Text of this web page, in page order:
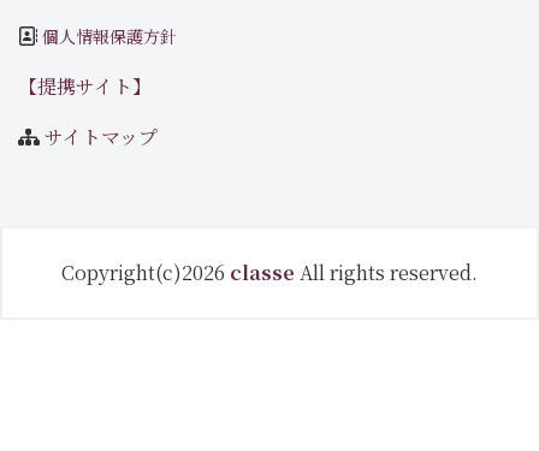
個人情報保護方針
【提携サイト】
サイトマップ
Copyright(c)2026 classe All rights reserved.